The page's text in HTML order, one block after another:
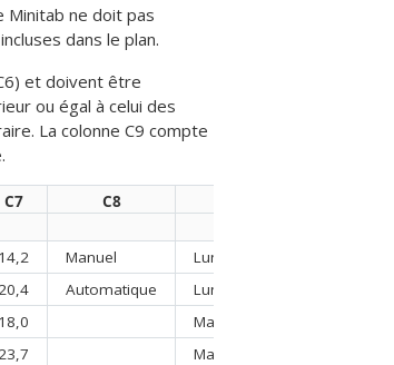
Minitab ne doit pas
dans le plan.
et doivent être
ou égal à celui des
La colonne C9 compte
C7 C8
14,2 Manuel
Lundi
Automatique
Lundi
18,0
Mardi
Mardi